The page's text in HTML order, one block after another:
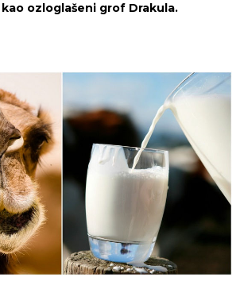
ozloglašeni grof Drakula.